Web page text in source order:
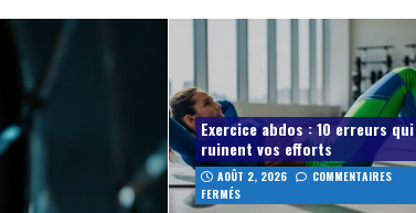
Exercice abdos : 10 erreurs qui
ruinent vos efforts
AOÛT 2, 2026
COMMENTAIRES
FERMÉS